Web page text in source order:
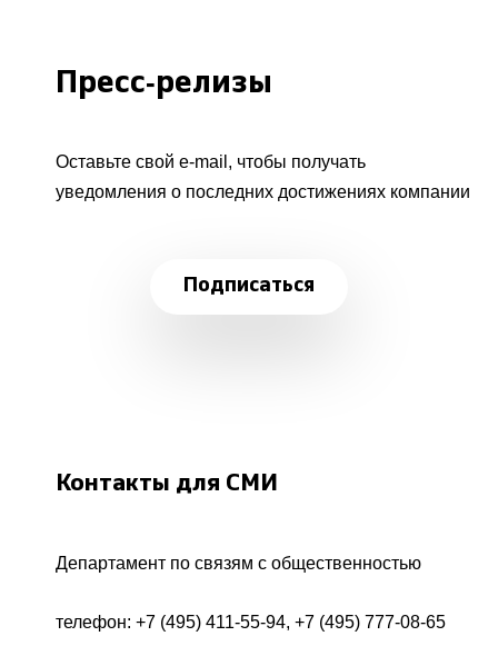
Пресс-релизы
Оставьте свой e-mail, чтобы получать
уведомления о последних достижениях компании
Подписаться
Контакты для СМИ
Департамент по связям с общественностью
телефон: +7 (495) 411-55-94, +7 (495) 777-08-65